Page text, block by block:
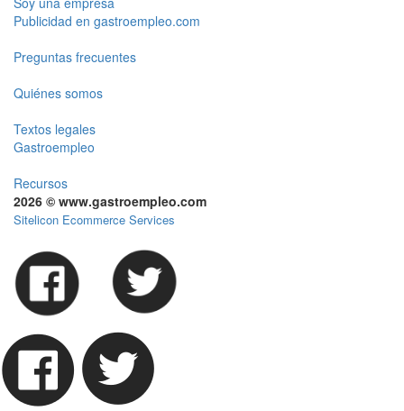
Publicidad en gastroempleo.com
Preguntas frecuentes
Quiénes somos
Textos legales
Gastroempleo
Recursos
2026 © www.gastroempleo.com
Sitelicon Ecommerce Services